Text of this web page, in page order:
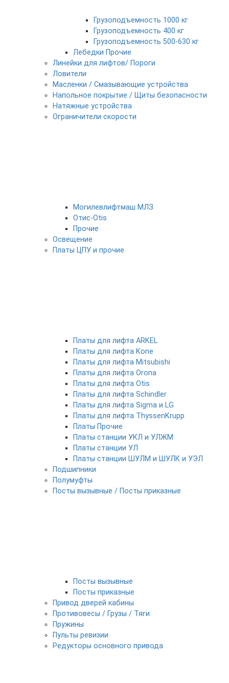
Грузоподъемность 1000 кг
Грузоподъемность 400 кг
Грузоподъемность 500-630 кг
Лебедки Прочие
Линейки для лифтов/ Пороги
Ловители
Масленки / Смазывающие устройства
Напольное покрытие / Щиты безопасности
Натяжные устройства
Ограничители скорости
Могилевлифтмаш МЛЗ
Отис-Otis
Прочие
Освещение
Платы ЦПУ и прочие
Платы для лифта ARKEL
Платы для лифта Kone
Платы для лифта Mitsubishi
Платы для лифта Orona
Платы для лифта Otis
Платы для лифта Schindler
Платы для лифта Sigma и LG
Платы для лифта ThyssenKrupp
Платы Прочие
Платы станции УКЛ и УЛЖМ
Платы станции УЛ
Платы станции ШУЛМ и ШУЛК и УЭЛ
Подшипники
Полумуфты
Посты вызывные / Посты приказные
Посты вызывные
Посты приказные
Привод дверей кабины
Противовесы / Грузы / Тяги
Пружины
Пульты ревизии
Редукторы основного привода